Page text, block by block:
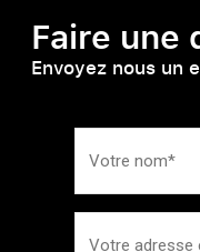
Faire une
Envoyez nous un